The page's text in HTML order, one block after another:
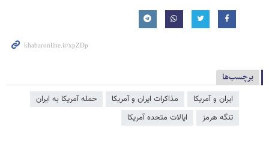
برچسب‌ها
ایران و آمریکا مذاکرات ایران و آمریکا
حمله آمریکا به ایران
تنگه هرمز
ایالات متحده آمریکا